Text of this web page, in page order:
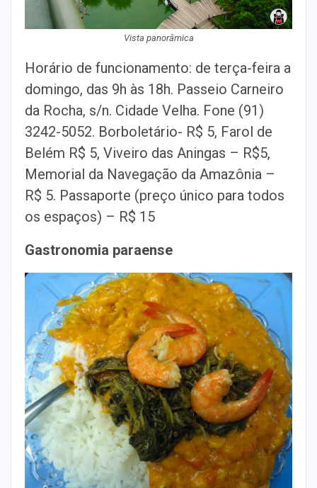
Vista panorâmica
Horário de funcionamento: de terça-feira a
domingo, das 9h às 18h. Passeio Carneiro
da Rocha, s/n. Cidade Velha. Fone (91)
3242-5052. Borboletário- R$ 5, Farol de
Belém R$ 5, Viveiro das Aningas – R$5,
Memorial da Navegação da Amazônia –
R$ 5. Passaporte (preço único para todos
os espaços) – R$ 15
Gastronomia paraense